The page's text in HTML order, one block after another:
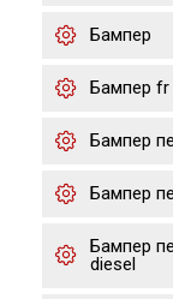
Бампер
Бампер fr
Бампер
Бампер
Бампер
diesel